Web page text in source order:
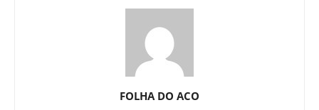
FOLHA DO ACO